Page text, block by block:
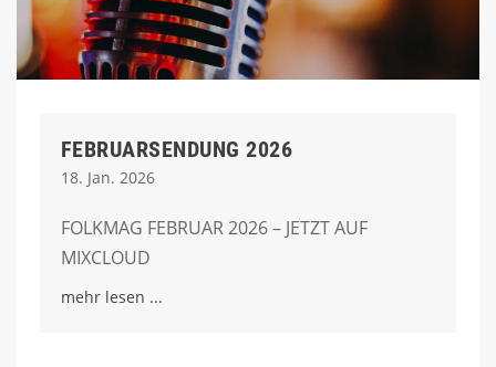
FEBRUARSENDUNG 2026
18. Jan. 2026
FOLKMAG FEBRUAR 2026 – JETZT AUF
MIXCLOUD
mehr lesen